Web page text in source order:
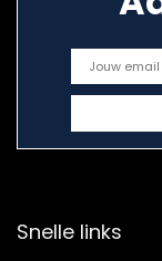
Snelle links